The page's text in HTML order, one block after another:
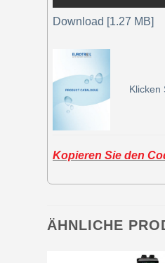
Download [1.27 MB]
Klicken
Kopieren Sie den
ÄHNLICHE